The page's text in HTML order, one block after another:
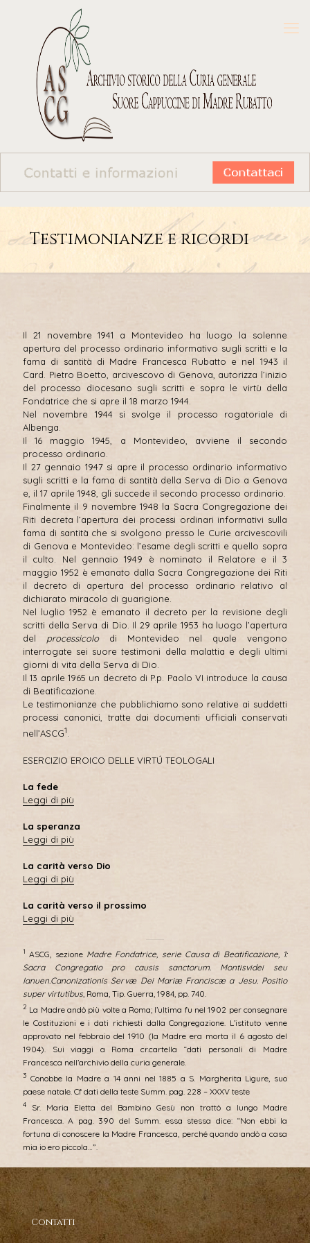
Testimonianze e ricordi
Il 21 novembre 1941 a Montevideo ha luogo la solenne
apertura del processo ordinario informativo sugli scritti e la
fama di santità di Madre Francesca Rubatto e nel 1943 il
Card. Pietro Boetto, arcivescovo di Genova, autorizza l’inizio
del processo diocesano sugli scritti e sopra le virtù della
Fondatrice che si apre il 18 marzo 1944.
Nel novembre 1944 si svolge il processo rogatoriale di
Albenga.
Il 16 maggio 1945, a Montevideo, avviene il secondo
processo ordinario.
Il 27 gennaio 1947 si apre il processo ordinario informativo
sugli scritti e la fama di santità della Serva di Dio a Genova
e, il 17 aprile 1948, gli succede il secondo processo ordinario.
Finalmente il 9 novembre 1948 la Sacra Congregazione dei
Riti decreta l’apertura dei processi ordinari informativi sulla
fama di santità che si svolgono presso le Curie arcivescovili
di Genova e Montevideo: l’esame degli scritti e quello sopra
il culto. Nel gennaio 1949 è nominato il Relatore e il 3
maggio 1952 è emanato dalla Sacra Congregazione dei Riti
il decreto di apertura del processo ordinario relativo al
dichiarato miracolo di guarigione.
Nel luglio 1952 è emanato il decreto per la revisione degli
scritti della Serva di Dio. Il 29 aprile 1953 ha luogo l’apertura
del processicolodi Montevideo nel quale vengono
interrogate sei suore testimoni della malattia e degli ultimi
giorni di vita della Serva di Dio.
Il 13 aprile 1965 un decreto di P.p. Paolo VI introduce la causa
di Beatificazione.
Le testimonianze che pubblichiamo sono relative ai suddetti
processi canonici, tratte dai documenti ufficiali conservati
nell’ASCG1.
ESERCIZIO EROICO DELLE VIRTÚ TEOLOGALI
La fede
Leggi di più
La speranza
Leggi di più
La carità verso Dio
Leggi di più
La carità verso il prossimo
Leggi di più
1 ASCG, sezione Madre Fondatrice, serie Causa di Beatificazione, 1:
Sacra Congregatio pro causis sanctorum. Montisvidei seu
Ianuen.Canonizationis Servæ Dei Mariæ Franciscæ a Jesu. Positio
super virtutibus, Roma, Tip. Guerra, 1984, pp. 740.
2 La Madre andò più volte a Roma; l’ultima fu nel 1902 per consegnare
le Costituzioni e i dati richiesti dalla Congregazione. L’istituto venne
approvato nel febbraio del 1910 (la Madre era morta il 6 agosto del
1904). Sui viaggi a Roma cr.cartella “dati personali di Madre
Francesca nell’archivio della curia generale.
3 Conobbe la Madre a 14 anni nel 1885 a S. Margherita Ligure, suo
paese natale. Cf dati della teste Summ. pag. 228 – XXXV teste
4 Sr. Maria Eletta del Bambino Gesù non trattò a lungo Madre
Francesca. A pag. 390 del Summ. essa stessa dice: “Non ebbi la
fortuna di conoscere la Madre Francesca, perché quando andò a casa
mia io ero piccola…”.
Contatti